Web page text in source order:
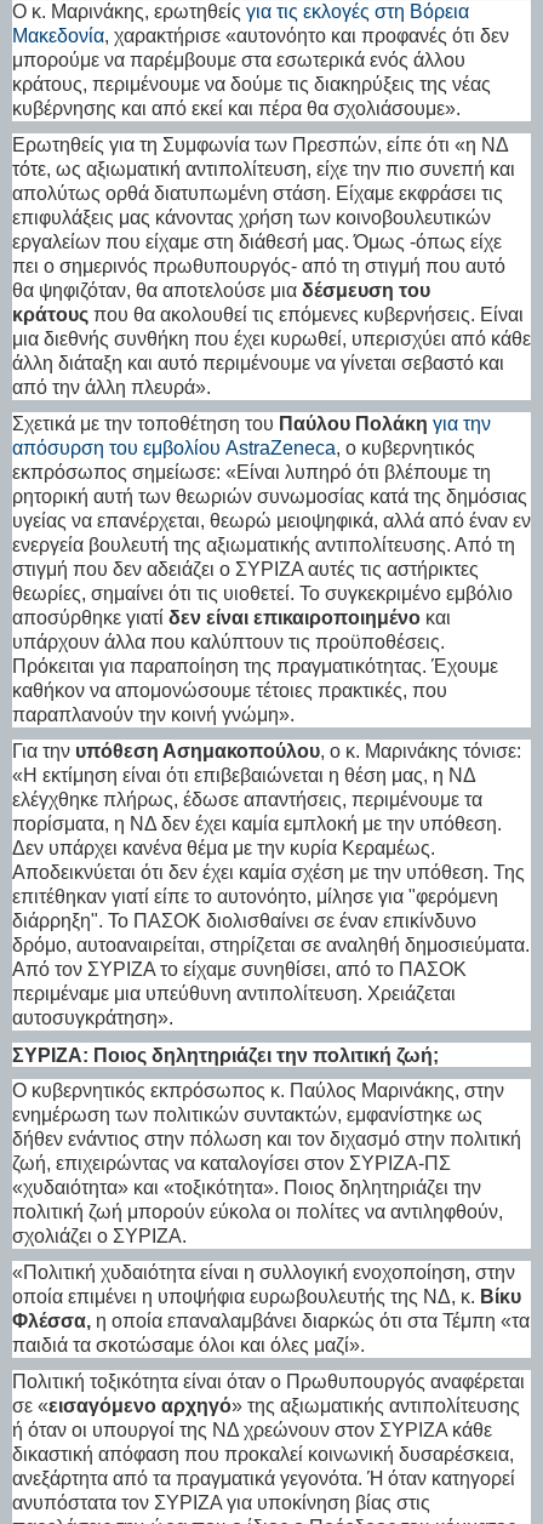
Ο κ. Μαρινάκης, ερωτηθείς για τις εκλογές στη Βόρεια
Μακεδονία, χαρακτήρισε «αυτονόητο και προφανές ότι δεν
μπορούμε να παρέμβουμε στα εσωτερικά ενός άλλου
κράτους, περιμένουμε να δούμε τις διακηρύξεις της νέας
κυβέρνησης και από εκεί και πέρα θα σχολιάσουμε».
Ερωτηθείς για τη Συμφωνία των Πρεσπών, είπε ότι «η ΝΔ
τότε, ως αξιωματική αντιπολίτευση, είχε την πιο συνεπή και
απολύτως ορθά διατυπωμένη στάση. Είχαμε εκφράσει τις
επιφυλάξεις μας κάνοντας χρήση των κοινοβουλευτικών
εργαλείων που είχαμε στη διάθεσή μας. Όμως -όπως είχε
πει ο σημερινός πρωθυπουργός- από τη στιγμή που αυτό
θα ψηφιζόταν, θα αποτελούσε μια δέσμευση του
κράτους που θα ακολουθεί τις επόμενες κυβερνήσεις. Είναι
μια διεθνής συνθήκη που έχει κυρωθεί, υπερισχύει από κάθε
άλλη διάταξη και αυτό περιμένουμε να γίνεται σεβαστό και
από την άλλη πλευρά».
Σχετικά με την τοποθέτηση του Παύλου Πολάκη για την
απόσυρση του εμβολίου AstraZeneca, ο κυβερνητικός
εκπρόσωπος σημείωσε: «Είναι λυπηρό ότι βλέπουμε τη
ρητορική αυτή των θεωριών συνωμοσίας κατά της δημόσιας
υγείας να επανέρχεται, θεωρώ μειοψηφικά, αλλά από έναν εν
ενεργεία βουλευτή της αξιωματικής αντιπολίτευσης. Από τη
στιγμή που δεν αδειάζει ο ΣΥΡΙΖΑ αυτές τις αστήρικτες
θεωρίες, σημαίνει ότι τις υιοθετεί. Το συγκεκριμένο εμβόλιο
αποσύρθηκε γιατί δεν είναι επικαιροποιημένο και
υπάρχουν άλλα που καλύπτουν τις προϋποθέσεις.
Πρόκειται για παραποίηση της πραγματικότητας. Έχουμε
καθήκον να απομονώσουμε τέτοιες πρακτικές, που
παραπλανούν την κοινή γνώμη».
Για την υπόθεση Ασημακοπούλου, ο κ. Μαρινάκης τόνισε:
«Η εκτίμηση είναι ότι επιβεβαιώνεται η θέση μας, η ΝΔ
ελέγχθηκε πλήρως, έδωσε απαντήσεις, περιμένουμε τα
πορίσματα, η ΝΔ δεν έχει καμία εμπλοκή με την υπόθεση.
Δεν υπάρχει κανένα θέμα με την κυρία Κεραμέως.
Αποδεικνύεται ότι δεν έχει καμία σχέση με την υπόθεση. Της
επιτέθηκαν γιατί είπε το αυτονόητο, μίλησε για "φερόμενη
διάρρηξη". Το ΠΑΣΟΚ διολισθαίνει σε έναν επικίνδυνο
δρόμο, αυτοαναιρείται, στηρίζεται σε αναληθή δημοσιεύματα.
Από τον ΣΥΡΙΖΑ το είχαμε συνηθίσει, από το ΠΑΣΟΚ
περιμέναμε μια υπεύθυνη αντιπολίτευση. Χρειάζεται
αυτοσυγκράτηση».
ΣΥΡΙΖΑ: Ποιος δηλητηριάζει την πολιτική ζωή;
Ο κυβερνητικός εκπρόσωπος κ. Παύλος Μαρινάκης, στην
ενημέρωση των πολιτικών συντακτών, εμφανίστηκε ως
δήθεν ενάντιος στην πόλωση και τον διχασμό στην πολιτική
ζωή, επιχειρώντας να καταλογίσει στον ΣΥΡΙΖΑ-ΠΣ
«χυδαιότητα» και «τοξικότητα». Ποιος δηλητηριάζει την
πολιτική ζωή μπορούν εύκολα οι πολίτες να αντιληφθούν,
σχολιάζει ο ΣΥΡΙΖΑ.
«Πολιτική χυδαιότητα είναι η συλλογική ενοχοποίηση, στην
οποία επιμένει η υποψήφια ευρωβουλευτής της ΝΔ, κ. Βίκυ
Φλέσσα, η οποία επαναλαμβάνει διαρκώς ότι στα Τέμπη «τα
παιδιά τα σκοτώσαμε όλοι και όλες μαζί».
Πολιτική τοξικότητα είναι όταν ο Πρωθυπουργός αναφέρεται
σε «εισαγόμενο αρχηγό» της αξιωματικής αντιπολίτευσης
ή όταν οι υπουργοί της ΝΔ χρεώνουν στον ΣΥΡΙΖΑ κάθε
δικαστική απόφαση που προκαλεί κοινωνική δυσαρέσκεια,
ανεξάρτητα από τα πραγματικά γεγονότα. Ή όταν κατηγορεί
ανυπόστατα τον ΣΥΡΙΖΑ για υποκίνηση βίας στις